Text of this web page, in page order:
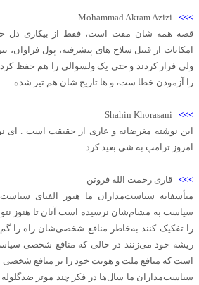
>>>
Mohammad Akram Azizi
قصه همه شان مفت است، فقط از بیکاری دل
امکانات از قبیل سلاح های پیشرفته، پول فراوان،
ولی فرار کردند و حتی یک ولسوالی را هم حفظ کرده
را آزمودن خطا ست، و ها تاریخ شان هم تیر شده.
>>>
Shahin Khorasani
این نوشته مغرضانه و عاری از حقیقت است . ای
امروز ترامپ به شی بعید کرد .
>>> قاری رحمت الله فروتن
متأسفانه سیاست‌مداران ما هنوز الفبای سیاست
سیاست به مشام‌شان نرسیده است آنان تا هنوز
را تفکیک کنند به‌خاطر منافع شخصی‌شان راه را
ریشه خود می‌زنند در حالی که منافع شخصی
است که منافع ملت و هویت خود را بر منافع شخصی
سیاست‌مداران ما سال‌ها در فکر چند موتر